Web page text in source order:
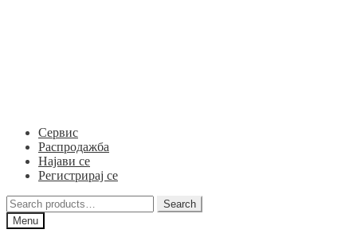
Сервис
Распродажба
Најави се
Регистрирај се
Search
for:
Search
Menu